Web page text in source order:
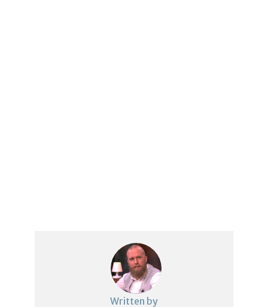
Written by